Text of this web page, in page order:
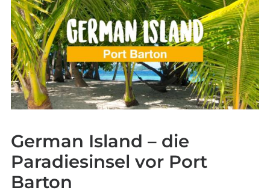
German Island – die
Paradiesinsel vor Port
Barton